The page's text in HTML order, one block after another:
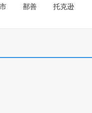
鄯善 托克逊